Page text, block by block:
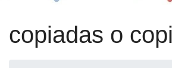
copiadas o